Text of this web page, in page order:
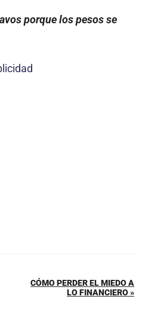
porque los pesos se
CÓMO PERDER EL MIEDO A
LO FINANCIERO »